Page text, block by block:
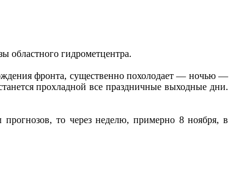
областного гидрометцентра.
фронта, существенно похолодает — ночью —
прохладной все праздничные выходные дни.
то через неделю, примерно 8 ноября, в